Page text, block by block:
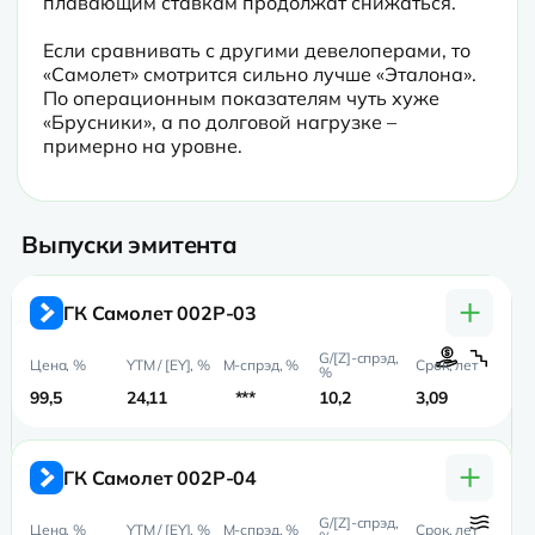
Если сравнивать с другими девелоперами, то
«Самолет» смотрится сильно лучше «Эталона».
По операционным показателям чуть хуже
«Брусники», а по долговой нагрузке –
примерно на уровне.
Выпуски эмитента
ГК Самолет 002P-03 +
99,5 24,11 *** 10,2 3,09
ГК Самолет 002P-04 +